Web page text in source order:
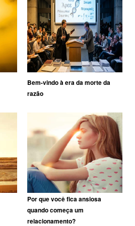
Bem-vindo à era da morte da
razão
Por que você fica ansiosa
quando começa um
relacionamento?